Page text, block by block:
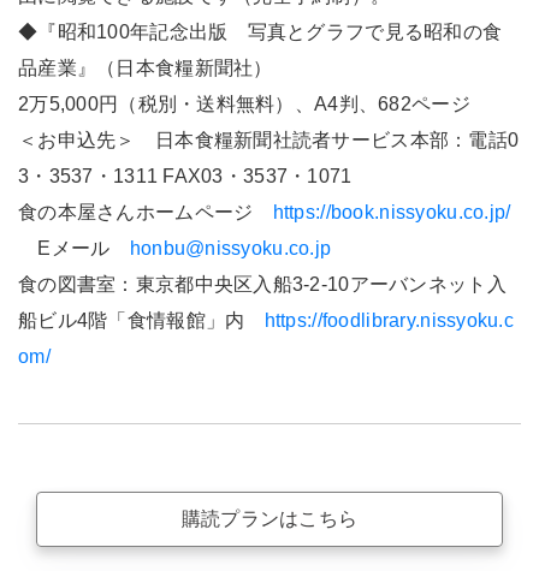
◆『昭和100年記念出版 写真とグラフで見る昭和の食
品産業』（日本食糧新聞社）
2万5,000円（税別・送料無料）、A4判、682ページ
＜お申込先＞ 日本食糧新聞社読者サービス本部：電話0
3・3537・1311 FAX03・3537・1071
食の本屋さんホームページ
https://book.nissyoku.co.jp/
Eメール
honbu@nissyoku.co.jp
食の図書室：東京都中央区入船3-2-10アーバンネット入
船ビル4階「食情報館」内
https://foodlibrary.nissyoku.c
om/
購読プランはこちら